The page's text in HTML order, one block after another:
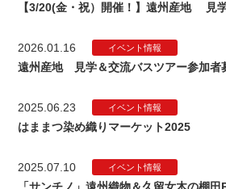
【3/20(金・祝）開催！】遠州産地 見
2026.01.16 イベント情報
遠州産地 見学＆交流バスツアー参加
2025.06.23 イベント情報
はままつ染め織りマーケット2025
2025.07.10 イベント情報